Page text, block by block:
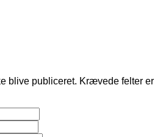
blive publiceret. Krævede felter er